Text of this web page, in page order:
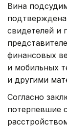
Вина
свидетелей и
финансовых
и мобильных
и другими
Согласно
потерпевшие